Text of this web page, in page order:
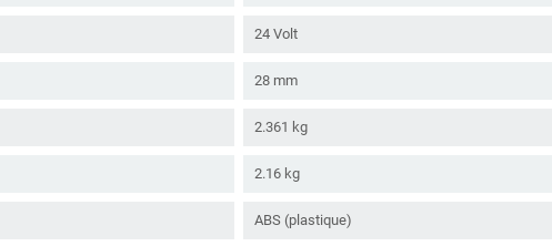
24 Volt
28 mm
2.361 kg
2.16 kg
ABS (plastique)